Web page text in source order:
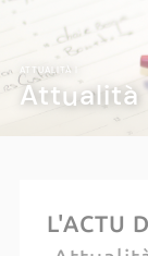
ATTUALITÀ |
Attualità
L'ACTU